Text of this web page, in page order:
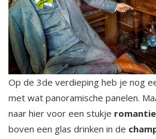
Op de 3de verdieping heb je nog
met wat panoramische panelen.
naar hier voor een stukje
boven een glas drinken in de